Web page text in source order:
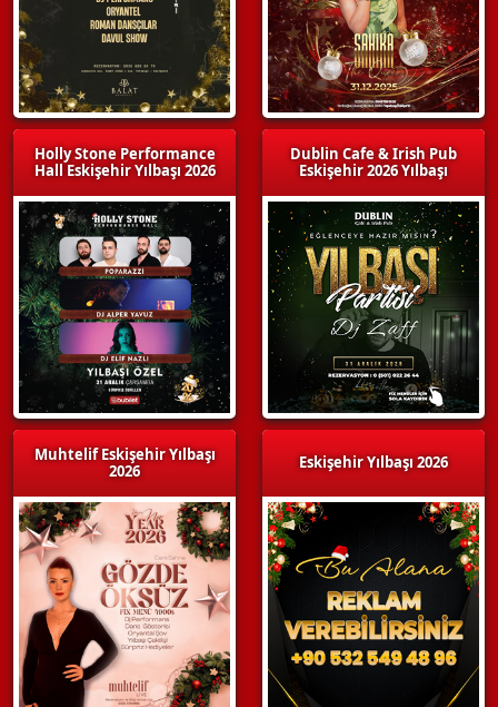
Holly Stone Performance
Hall Eskişehir Yılbaşı 2026
Muhtelif Eskişehir Yılbaşı
2026
Dublin Cafe & Irish Pub
Eskişehir 2026 Yılbaşı
Eskişehir Yılbaşı 2026